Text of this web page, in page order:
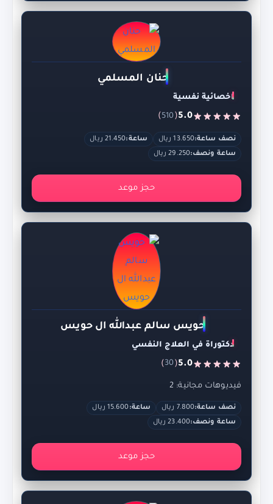
حنان المسلمي
اخصائية نفسية
5.0
(
510
)
نصف ساعة:13.650 ريال ساعة:21.450 ريال
ساعة ونصف:29.250 ريال
حجز موعد
حويس سالم عبدالله ال حويس
دكتوراة في العلاج النفسي
5.0
(
30
)
فيديوهات مجانية: 2
نصف ساعة:7.800 ريال ساعة:15.600 ريال
ساعة ونصف:23.400 ريال
حجز موعد